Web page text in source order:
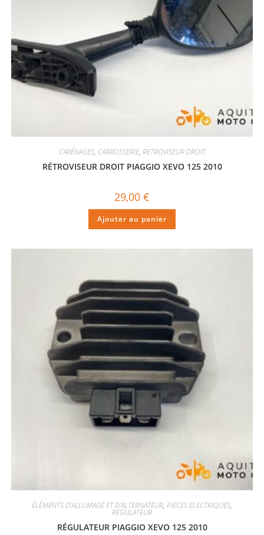
CARÉNAGES, CARROSSERIE, RETROVISEUR DROIT
RÉTROVISEUR DROIT PIAGGIO XEVO 125 2010
29,00 €
Ajouter au panier
ÉLÉMENTS D'ALLUMAGE ET D'ALTERNATEUR, PIECES ELECTRIQUES,
REGULATEUR
RÉGULATEUR PIAGGIO XEVO 125 2010